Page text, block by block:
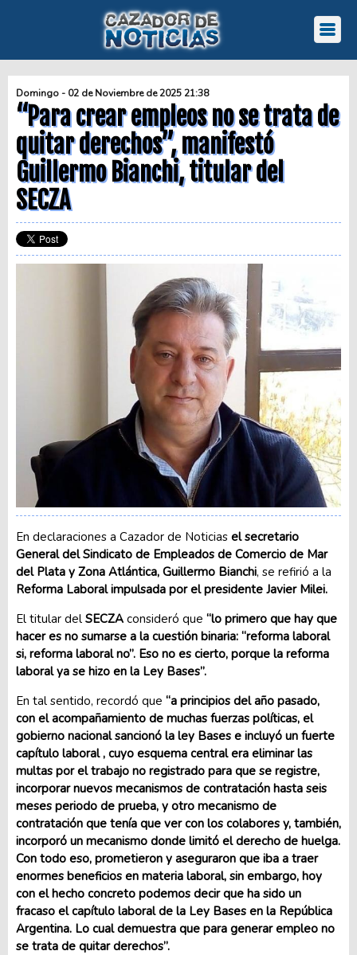
Domingo - 02 de Noviembre de 2025 21:38
“Para crear empleos no se trata de
quitar derechos”, manifestó
Guillermo Bianchi, titular del
SECZA
En declaraciones a Cazador de Noticias el secretario
General del Sindicato de Empleados de Comercio de Mar
del Plata y Zona Atlántica, Guillermo Bianchi, se refirió a la
Reforma Laboral impulsada por el presidente Javier Milei.
El titular del SECZA consideró que “lo primero que hay que
hacer es no sumarse a la cuestión binaria: “reforma laboral
si, reforma laboral no”. Eso no es cierto, porque la reforma
laboral ya se hizo en la Ley Bases”.
En tal sentido, recordó que “a principios del año pasado,
con el acompañamiento de muchas fuerzas políticas, el
gobierno nacional sancionó la ley Bases e incluyó un fuerte
capítulo laboral , cuyo esquema central era eliminar las
multas por el trabajo no registrado para que se registre,
incorporar nuevos mecanismos de contratación hasta seis
meses periodo de prueba, y otro mecanismo de
contratación que tenía que ver con los colabores y, también,
incorporó un mecanismo donde limitó el derecho de huelga.
Con todo eso, prometieron y aseguraron que iba a traer
enormes beneficios en materia laboral, sin embargo, hoy
con el hecho concreto podemos decir que ha sido un
fracaso el capítulo laboral de la Ley Bases en la República
Argentina. Lo cual demuestra que para generar empleo no
se trata de quitar derechos”.